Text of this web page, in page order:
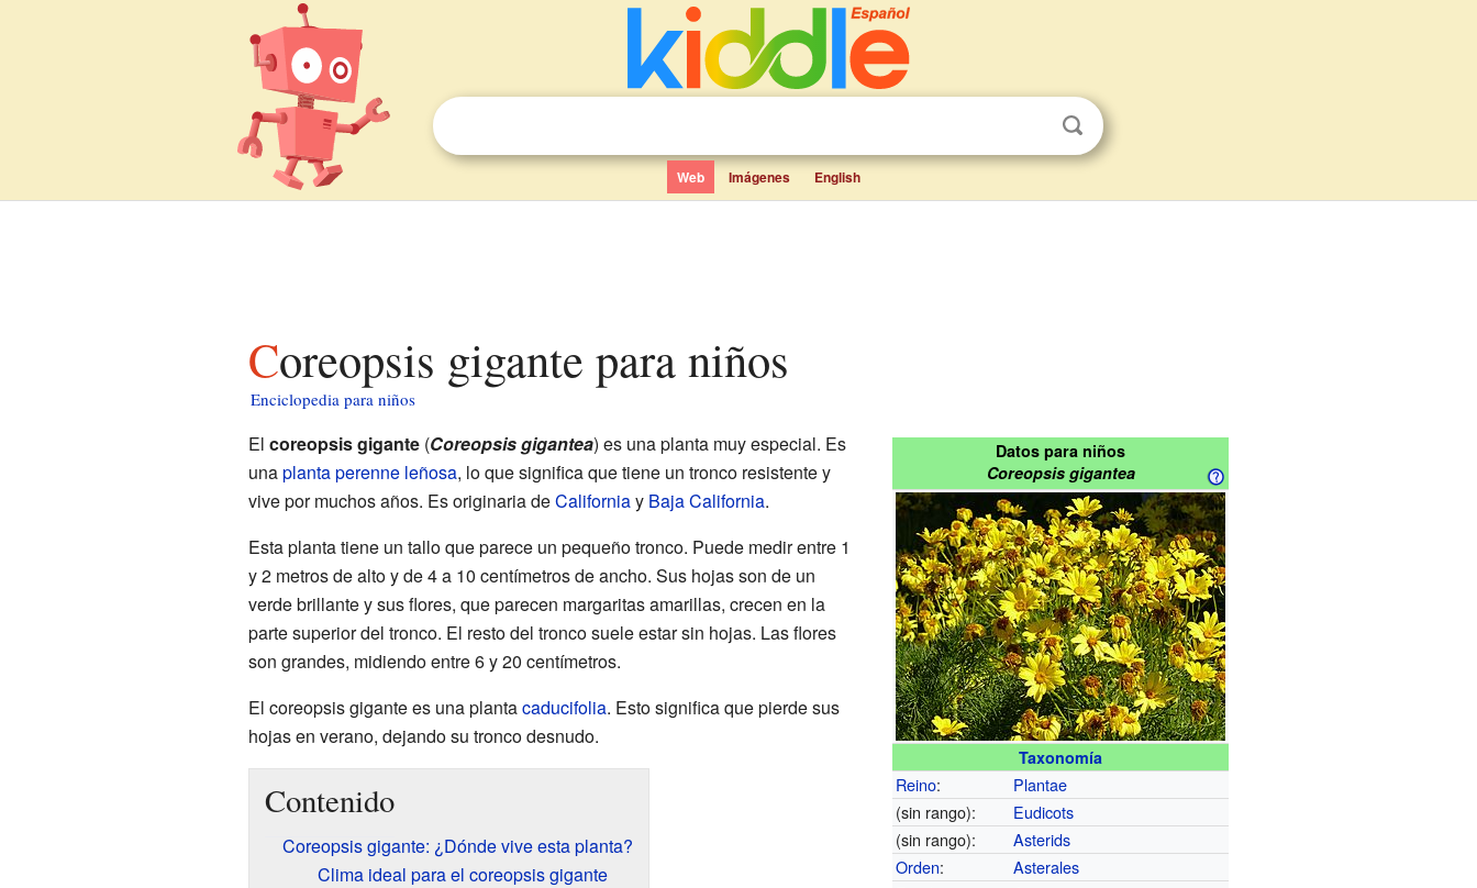
Web Imágenes English
Coreopsis gigante para niños
Enciclopedia para niños
Datos para niños
Coreopsis gigantea
Taxonomía
Reino:
Plantae
(sin rango):
Eudicots
(sin rango):
Asterids
Orden:
Asterales
El coreopsis gigante(Coreopsis gigantea) es una planta muy especial. Es
unaplanta perenne leñosa, lo que significa que tiene un tronco resistente y
vive por muchos años. Es originaria deCaliforniay Baja California.
Esta planta tiene un tallo que parece un pequeño tronco. Puede medir entre 1
y 2 metros de alto y de 4 a 10 centímetros de ancho. Sus hojas son de un
verde brillante y sus flores, que parecen margaritas amarillas, crecen en la
parte superior del tronco. El resto del tronco suele estar sin hojas. Las flores
son grandes, midiendo entre 6 y 20 centímetros.
El coreopsis gigante es una plantacaducifolia. Esto significa que pierde sus
hojas en verano, dejando su tronco desnudo.
Contenido
Coreopsis gigante: ¿Dónde vive esta planta?
Clima ideal para el coreopsis gigante